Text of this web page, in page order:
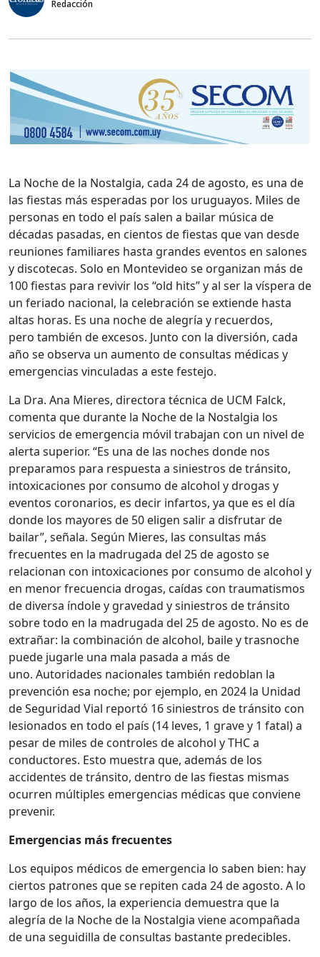
Redacción
La Noche de la Nostalgia, cada 24 de agosto, es una de
las fiestas más esperadas por los uruguayos. Miles de
personas en todo el país salen a bailar música de
décadas pasadas, en cientos de fiestas que van desde
reuniones familiares hasta grandes eventos en salones
y discotecas. Solo en Montevideo se organizan más de
100 fiestas para revivir los “old hits” y al ser la víspera de
un feriado nacional, la celebración se extiende hasta
altas horas. Es una noche de alegría y recuerdos,
pero también de excesos. Junto con la diversión, cada
año se observa un aumento de consultas médicas y
emergencias vinculadas a este festejo.
La Dra. Ana Mieres, directora técnica de UCM Falck,
comenta que durante la Noche de la Nostalgia los
servicios de emergencia móvil trabajan con un nivel de
alerta superior. “Es una de las noches donde nos
preparamos para respuesta a siniestros de tránsito,
intoxicaciones por consumo de alcohol y drogas y
eventos coronarios, es decir infartos, ya que es el día
donde los mayores de 50 eligen salir a disfrutar de
bailar”, señala. Según Mieres, las consultas más
frecuentes en la madrugada del 25 de agosto se
relacionan con intoxicaciones por consumo de alcohol y
en menor frecuencia drogas, caídas con traumatismos
de diversa índole y gravedad y siniestros de tránsito
sobre todo en la madrugada del 25 de agosto. No es de
extrañar: la combinación de alcohol, baile y trasnoche
puede jugarle una mala pasada a más de
uno. Autoridades nacionales también redoblan la
prevención esa noche; por ejemplo, en 2024 la Unidad
de Seguridad Vial reportó 16 siniestros de tránsito con
lesionados en todo el país (14 leves, 1 grave y 1 fatal) a
pesar de miles de controles de alcohol y THC a
conductores. Esto muestra que, además de los
accidentes de tránsito, dentro de las fiestas mismas
ocurren múltiples emergencias médicas que conviene
prevenir.
Emergencias más frecuentes
Los equipos médicos de emergencia lo saben bien: hay
ciertos patrones que se repiten cada 24 de agosto. A lo
largo de los años, la experiencia demuestra que la
alegría de la Noche de la Nostalgia viene acompañada
de una seguidilla de consultas bastante predecibles.